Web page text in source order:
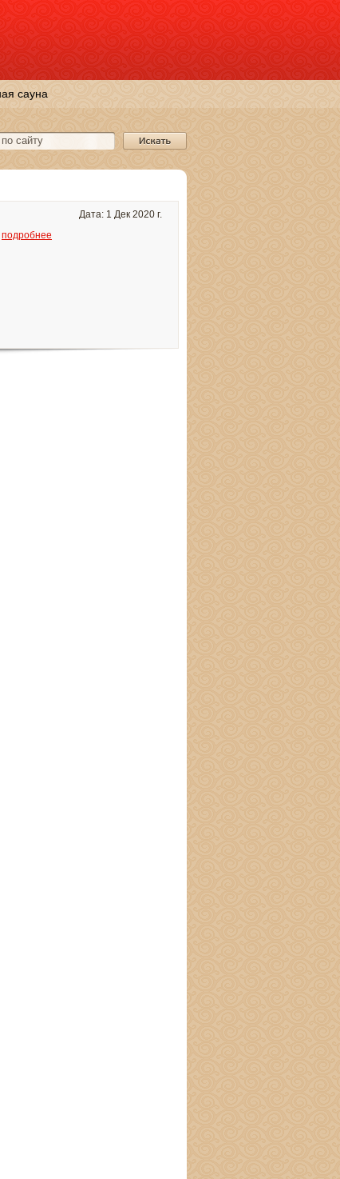
сауна
Дата: 1 Дек 2020 г.
подробнее